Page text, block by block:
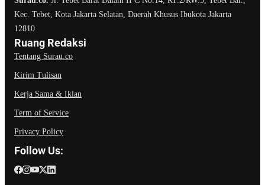
Kec. Tebet, Kota Jakarta Selatan, Daerah Khusus Ibukota Jakarta
12810
Ruang Redaksi
Tentang Surau.co
Kirim Tulisan
Kerja Sama & Iklan
Term of Service
Privacy Policy
Follow Us: